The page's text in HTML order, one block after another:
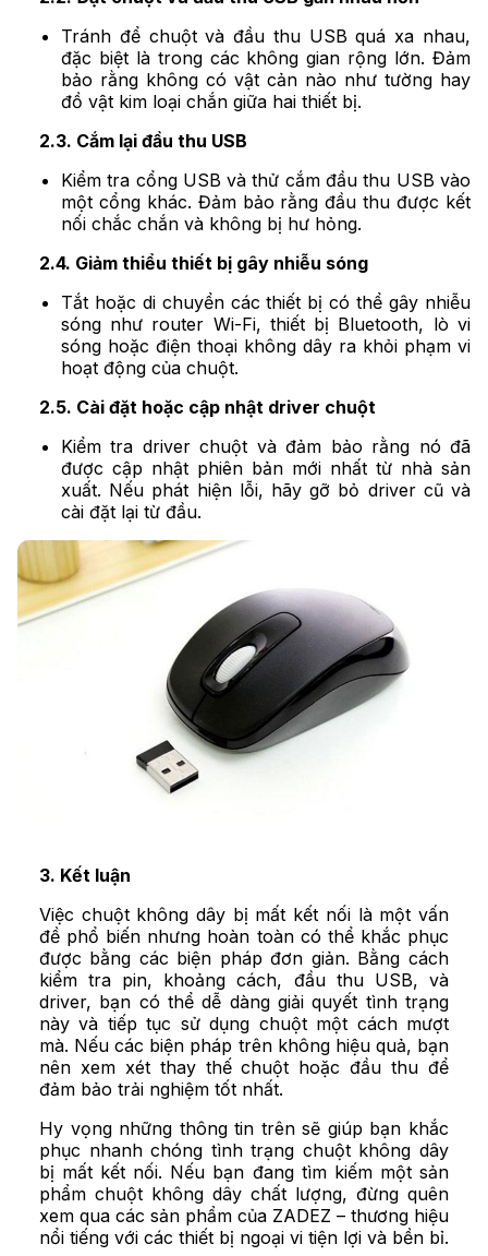
Tránh để chuột và đầu thu USB quá xa nhau,
đặc biệt là trong các không gian rộng lớn. Đảm
bảo rằng không có vật cản nào như tường hay
đồ vật kim loại chắn giữa hai thiết bị.
2.3. Cắm lại đầu thu USB
Kiểm tra cổng USB và thử cắm đầu thu USB vào
một cổng khác. Đảm bảo rằng đầu thu được kết
nối chắc chắn và không bị hư hỏng.
2.4. Giảm thiểu thiết bị gây nhiễu sóng
Tắt hoặc di chuyển các thiết bị có thể gây nhiễu
sóng như router Wi-Fi, thiết bị Bluetooth, lò vi
sóng hoặc điện thoại không dây ra khỏi phạm vi
hoạt động của chuột.
2.5. Cài đặt hoặc cập nhật driver chuột
Kiểm tra driver chuột và đảm bảo rằng nó đã
được cập nhật phiên bản mới nhất từ nhà sản
xuất. Nếu phát hiện lỗi, hãy gỡ bỏ driver cũ và
cài đặt lại từ đầu.
3. Kết luận
Việc chuột không dây bị mất kết nối là một vấn
đề phổ biến nhưng hoàn toàn có thể khắc phục
được bằng các biện pháp đơn giản. Bằng cách
kiểm tra pin, khoảng cách, đầu thu USB, và
driver, bạn có thể dễ dàng giải quyết tình trạng
này và tiếp tục sử dụng chuột một cách mượt
mà. Nếu các biện pháp trên không hiệu quả, bạn
nên xem xét thay thế chuột hoặc đầu thu để
đảm bảo trải nghiệm tốt nhất.
Hy vọng những thông tin trên sẽ giúp bạn khắc
phục nhanh chóng tình trạng chuột không dây
bị mất kết nối. Nếu bạn đang tìm kiếm một sản
phẩm chuột không dây chất lượng, đừng quên
xem qua các sản phẩm của ZADEZ – thương hiệu
nổi tiếng với các thiết bị ngoại vi tiện lợi và bền bỉ.